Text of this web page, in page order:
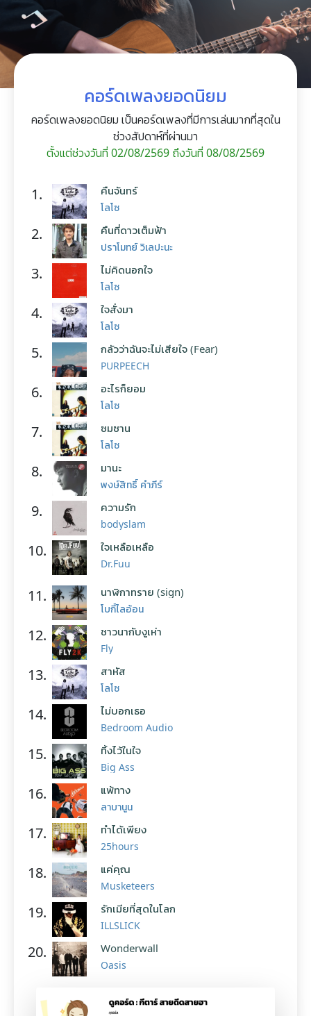
คอร์ดเพลงยอดนิยม
คอร์ดเพลงยอดนิยม เป็นคอร์ดเพลงที่มีการเล่นมากที่สุดใน
ช่วงสัปดาห์ที่ผ่านมา
ตั้งแต่ช่วงวันที่ 02/08/2569 ถึงวันที่ 08/08/2569
1. คืนจันทร์
โลโซ
2. คืนที่ดาวเต็มฟ้า
ปราโมทย์ วิเลปะนะ
3. ไม่คิดนอกใจ
โลโซ
4. ใจสั่งมา
โลโซ
5. กลัวว่าฉันจะไม่เสียใจ (Fear)
PURPEECH
6. อะไรก็ยอม
โลโซ
7. ซมซาน
โลโซ
8. มานะ
พงษ์สิทธิ์ คำภีร์
9. ความรัก
bodyslam
10. ใจเหลือเหลือ
Dr.Fuu
11. นาฬิกาทราย (sign)
โบกี้ไลอ้อน
12. ชาวนากับงูเห่า
Fly
13. สาหัส
โลโซ
14. ไม่บอกเธอ
Bedroom Audio
15. ทิ้งไว้ในใจ
Big Ass
16. แพ้ทาง
ลาบานูน
17. ทำได้เพียง
25hours
18. แค่คุณ
Musketeers
19. รักเมียที่สุดในโลก
ILLSLICK
20. Wonderwall
Oasis